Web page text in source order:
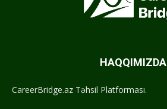
HAQQIMIZDA
CareerBridge.az Təhsil Platforması.